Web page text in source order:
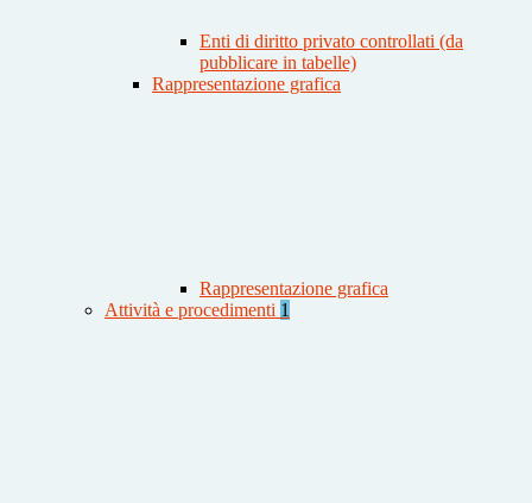
Enti di diritto privato controllati (da
pubblicare in tabelle)
Rappresentazione grafica
Rappresentazione grafica
Attività e procedimenti 1